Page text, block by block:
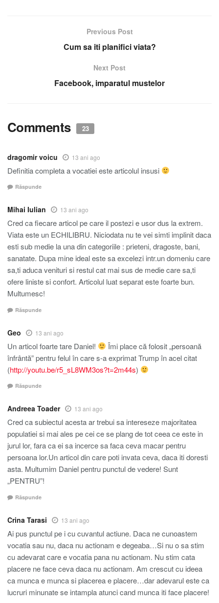
Previous Post
Cum sa iti planifici viata?
Next Post
Facebook, imparatul mustelor
Comments 23
dragomir voicu 13 ani ago
Definitia completa a vocatiei este articolul insusi
Răspunde
Mihai Iulian 13 ani ago
Cred ca fiecare articol pe care il postezi e usor dus la extrem.
Viata este un ECHILIBRU. Niciodata nu te vei simti implinit daca
esti sub medie la una din categoriile : prieteni, dragoste, bani,
sanatate. Dupa mine ideal este sa excelezi intr.un domeniu care
sa,ti aduca venituri si restul cat mai sus de medie care sa,ti
ofere liniste si confort. Articolul luat separat este foarte bun.
Multumesc!
Răspunde
Geo 13 ani ago
Un articol foarte tare Daniel!
Îmi place că folosit „persoană
înfrântă” pentru felul în care s-a exprimat Trump în acel citat
(http://youtu.be/r5_sL8WM3os?t=2m44s)
Răspunde
Andreea Toader 13 ani ago
Cred ca subiectul acesta ar trebui sa intereseze majoritatea
populatiei si mai ales pe cei ce se plang de tot ceea ce este in
jurul lor, fara ca ei sa incerce sa faca ceva macar pentru
persoana lor.Un articol din care poti invata ceva, daca iti doresti
asta. Multumim Daniel pentru punctul de vedere! Sunt
„PENTRU”!
Răspunde
Crina Tarasi 13 ani ago
Ai pus punctul pe i cu cuvantul actiune. Daca ne cunoastem
vocatia sau nu, daca nu actionam e degeaba…Si nu o sa stim
cu adevarat care e vocatia pana nu actionam. Nu stim cata
placere ne face ceva daca nu actionam. Am crescut cu ideea
ca munca e munca si placerea e placere…dar adevarul este ca
lucruri minunate se intampla atunci cand munca iti face placere!